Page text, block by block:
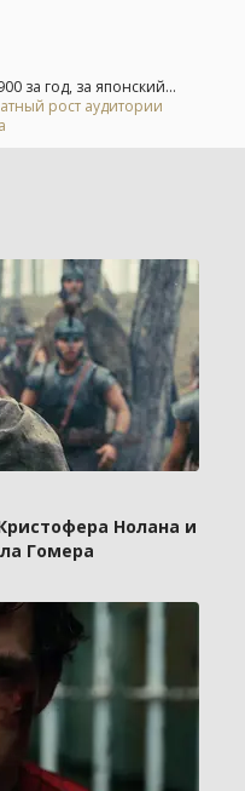
за год, за японский...
рост аудитории
Нолана и
Гомера